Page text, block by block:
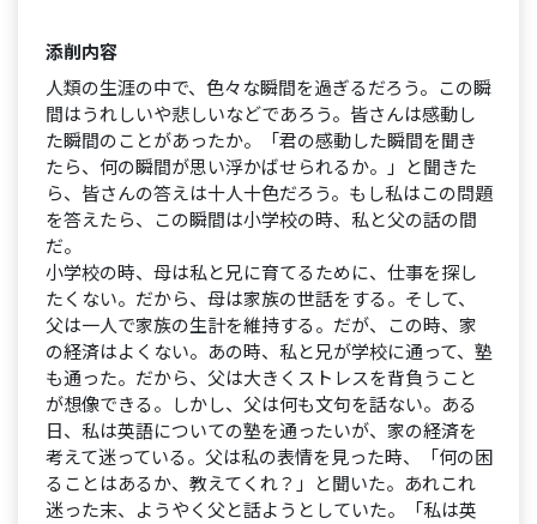
添削内容
人類の生涯の中で、色々な瞬間を過ぎるだろう。この瞬
間はうれしいや悲しいなどであろう。皆さんは感動し
た瞬間のことがあったか。「君の感動した瞬間を聞き
たら、何の瞬間が思い浮かばせられるか。」と聞きた
ら、皆さんの答えは十人十色だろう。もし私はこの問題
を答えたら、この瞬間は小学校の時、私と父の話の間
だ。
小学校の時、母は私と兄に育てるために、仕事を探し
たくない。だから、母は家族の世話をする。そして、
父は一人で家族の生計を維持する。だが、この時、家
の経済はよくない。あの時、私と兄が学校に通って、塾
も通った。だから、父は大きくストレスを背負うこと
が想像できる。しかし、父は何も文句を話ない。ある
日、私は英語についての塾を通ったいが、家の経済を
考えて迷っている。父は私の表情を見った時、「何の困
ることはあるか、教えてくれ？」と聞いた。あれこれ
迷った末、ようやく父と話ようとしていた。「私は英